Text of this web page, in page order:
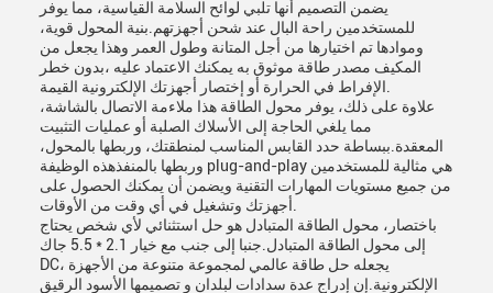
يضمن التصميم أنها تلبي لوائح السلامة القياسية، مما يوفر
للمستخدمين راحة البال عند شحن أجهزتهم.بنية المحول قوية،
وموادها تم اختيارها من أجل المتانة وطول العمر وهذا يجعل من
المكيف مصدر طاقة موثوق به يمكنك الاعتماد عليه ،بدون خطر
علاوة على ذلك، يوفر محول الطاقة هذا ملاءمة الاتصال بالشاشة،
مما يلغي الحاجة إلى الأسلاك الصلبة أو عمليات التثبيت
المعقدة.ببساطة حدد القابس المناسب لمنطقتك، وربطها بالمحول،
وربطها بالمنفذهذه الوظيفة plug-and-play هي مثالية للمستخدمين
من جميع مستويات المهارات التقنية ويضمن أن يمكنك الحصول على
باختصار، محول الطاقة المتبادل هو حل استثنائي لأي شخص يحتاج
إلى محول الطاقة المتبادل.جنبا إلى جنب مع خيار 2.1 * 5.5 جاك
DC، يجعله حل طاقة عالمي لمجموعة متنوعة من الأجهزة
الإلكترونية.إن إدراج عدة سدادات لبلدان و تصميمها الأسود الرقيق